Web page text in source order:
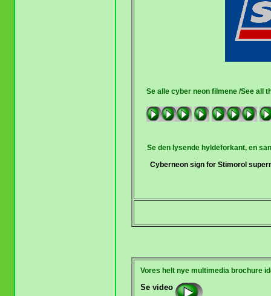
Se alle cyber neon filmene /See all
Se den lysende hyldeforkant, en
Cyberneon sign for Stimorol
Vores helt nye multimedia brochure
Se video